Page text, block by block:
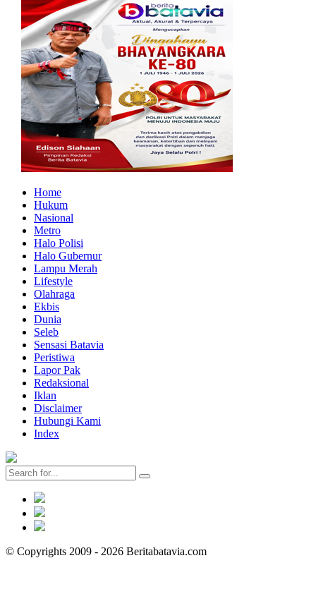
Home
Hukum
Nasional
Metro
Halo Polisi
Halo Gubernur
Lampu Merah
Lifestyle
Olahraga
Ekbis
Dunia
Seleb
Sensasi Batavia
Peristiwa
Lapor Pak
Redaksional
Iklan
Disclaimer
Hubungi Kami
Index
© Copyrights 2009 - 2026 Beritabatavia.com